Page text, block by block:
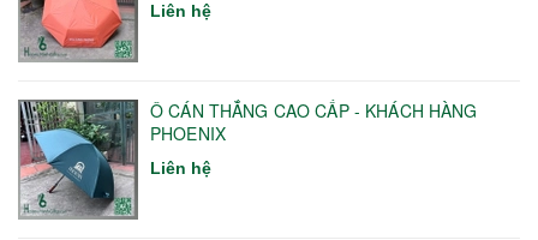
Liên hệ
Ô CÁN THẲNG CAO CẤP - KHÁCH HÀNG
PHOENIX
Liên hệ